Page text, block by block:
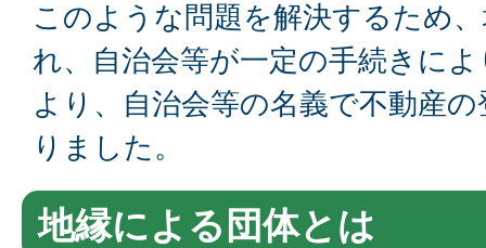
このような問題を解決するため
れ、自治会等が一定の手続きに
より、自治会等の名義で不動産
りました。
地縁による団体とは